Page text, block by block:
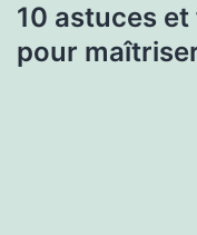
10 astuces
pour